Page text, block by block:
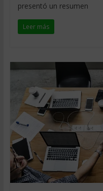
presentó un resumen
Leer más